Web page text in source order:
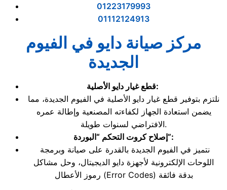
01223179993
01112124913
مركز صيانة دايو في الفيوم
الجديدة
قطع غيار دايو الأصلية:
نلتزم بتوفير قطع غيار دايو الأصلية في الفيوم الجديدة، مما
يضمن استعادة الجهاز لكفاءته المصنعية وإطالة عمره
الافتراضي لسنوات طويلة.
إصلاح كروت التحكم “البوردة”:
اللوحات الإلكترونية لأجهزة دايو الديجيتال، وحل مشاكل
رموز الأعطال (Error Codes) بدقة فائقة